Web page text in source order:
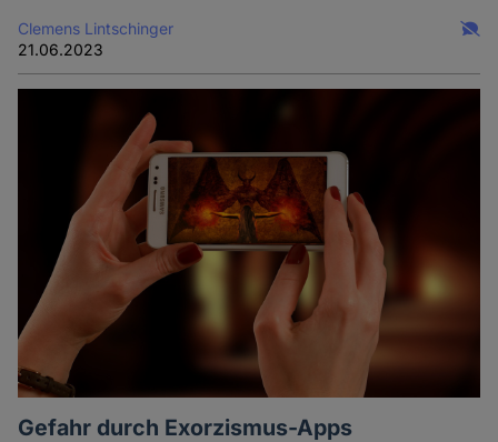
Clemens Lintschinger
21.06.2023
Gefahr durch Exorzismus-Apps